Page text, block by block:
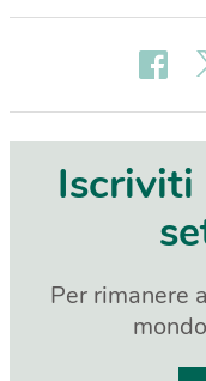
Iscriviti
Per rimanere